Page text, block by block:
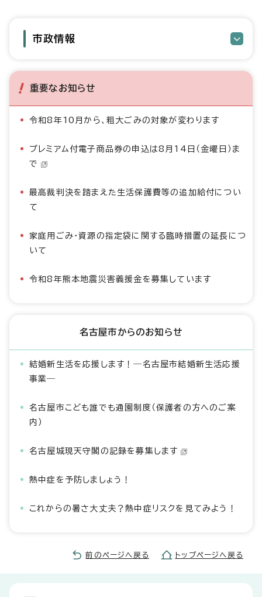
市政情報
重要なお知らせ
令和8年10月から、粗大ごみの対象が変わります
プレミアム付電子商品券の申込は8月14日（金曜日）ま
で
最高裁判決を踏まえた生活保護費等の追加給付につい
て
家庭用ごみ・資源の指定袋に関する臨時措置の延長につ
いて
令和8年熊本地震災害義援金を募集しています
名古屋市からのお知らせ
結婚新生活を応援します！―名古屋市結婚新生活応援
事業―
名古屋市こども誰でも通園制度（保護者の方へのご案
内）
名古屋城現天守閣の記録を募集します
熱中症を予防しましょう！
これからの暑さ大丈夫？熱中症リスクを見てみよう！
前のページへ戻る トップページへ戻る